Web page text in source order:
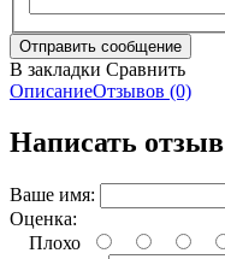
В закладки Сравнить
ОписаниеОтзывов (0)
Написать отзыв
Ваше имя:
Оценка:
Плохо